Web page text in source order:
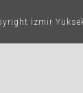
İzmir